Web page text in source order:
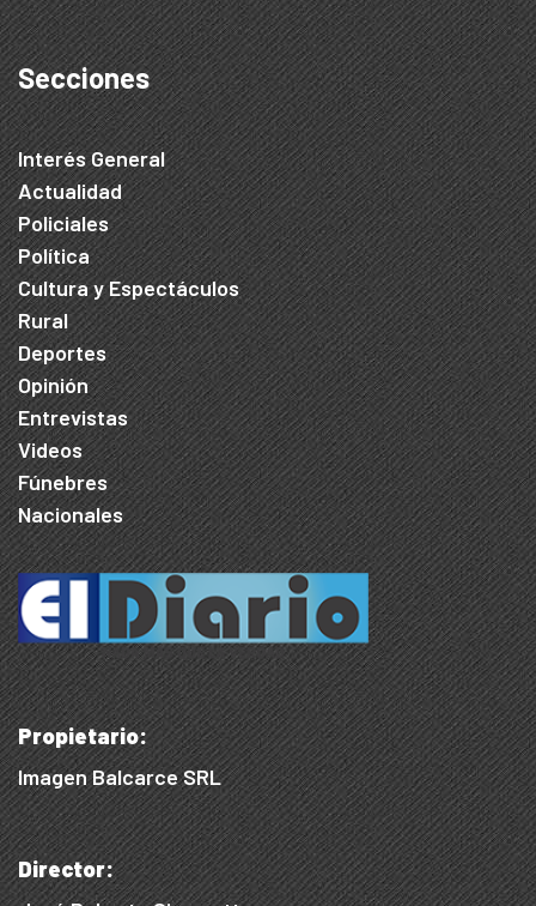
Secciones
Interés General
Actualidad
Policiales
Política
Cultura y Espectáculos
Rural
Deportes
Opinión
Entrevistas
Videos
Fúnebres
Nacionales
Propietario:
Imagen Balcarce SRL
Director: